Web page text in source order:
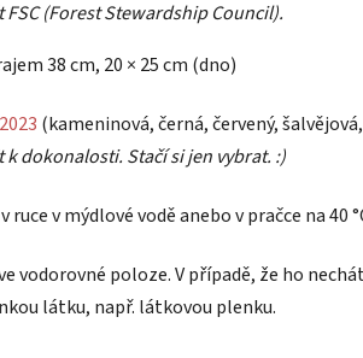
(Forest Stewardship Council).
38 cm, 20 × 25 cm (dno)
(kameninová, černá, červený,
dokonalosti. Stačí si jen vybrat. :)
v mýdlové vodě anebo v pračce na 40
vodorovné poloze. V případě, že ho
látku, např. látkovou plenku.